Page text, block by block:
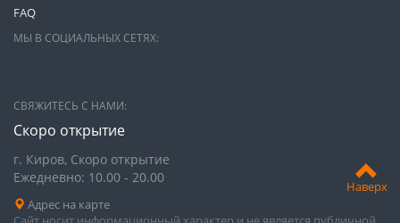
Наверх
FAQ
МЫ В СОЦИАЛЬНЫХ СЕТЯХ:
СВЯЖИТЕСЬ С НАМИ:
Скоро открытие
г. Киров, Скоро открытие
Ежедневно: 10.00 - 20.00
Адрес на карте